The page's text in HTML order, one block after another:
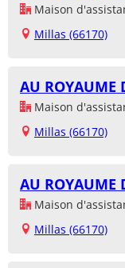
Maison
Millas (66170)
AU ROYAUME
Maison
Millas (66170)
AU ROYAUME
Maison
Millas (66170)